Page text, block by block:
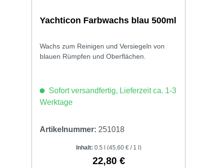
Yachticon Farbwachs blau 500ml
Wachs zum Reinigen und Versiegeln von
blauen Rümpfen und Oberflächen.
Sofort versandfertig, Lieferzeit ca. 1-3
Werktage
Artikelnummer: 251018
Inhalt: 0.5 l (45,60 € / 1 l)
Regulärer Preis:
22,80 €